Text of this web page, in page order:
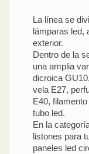
La línea se
lámparas led,
exterior.
Dentro de la
una amplia
dicroica
vela E27,
E40,
tubo led.
En la
listones para
paneles led